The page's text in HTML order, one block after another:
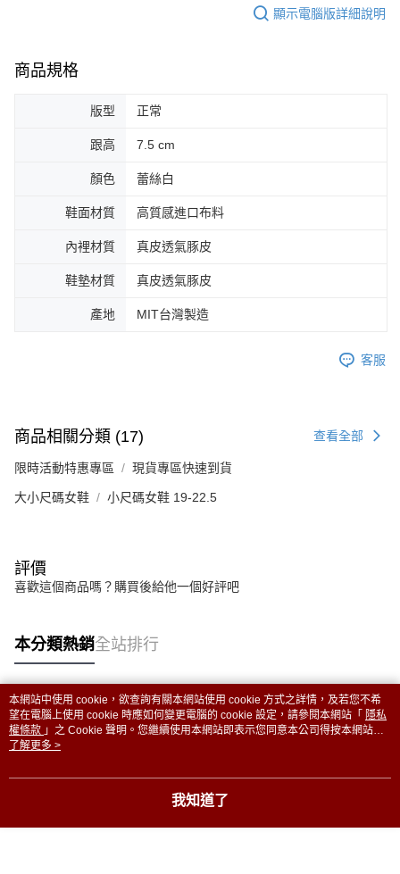
顯示電腦版詳細說明
商品規格
版型 正常
跟高 7.5 cm
顏色 蕾絲白
鞋面材質 高質感進口布料
內裡材質 真皮透氣豚皮
鞋墊材質 真皮透氣豚皮
產地 MIT台灣製造
客服
商品相關分類 (17) 查看全部
限時活動特惠專區 現貨專區快速到貨
大小尺碼女鞋 小尺碼女鞋 19-22.5
評價
喜歡這個商品嗎？購買後給他一個好評吧
本分類熱銷全站排行
熱門標籤
本網站中使用 cookie，欲查詢有關本網站使用 cookie 方式之詳情，及若您不希
望在電腦上使用 cookie 時應如何變更電腦的 cookie 設定，請參閱本網站「 隱私
權條款 」之 Cookie 聲明。您繼續使用本網站即表示您同意本公司得按本網站使
用條款之 Cookie 聲明使用 cookie。
了解更多 >
我知道了